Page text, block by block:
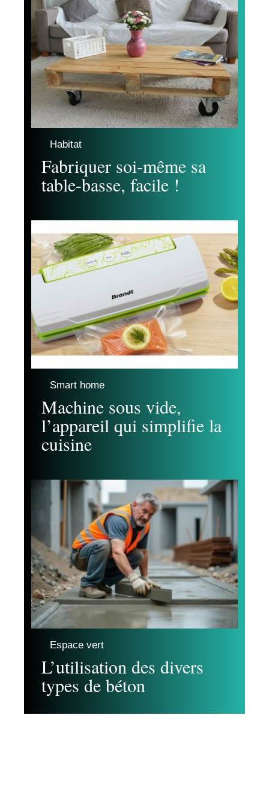
Habitat
Fabriquer soi-même sa
table-basse, facile !
Smart home
Machine sous vide,
l’appareil qui simplifie la
cuisine
Espace vert
L’utilisation des divers
types de béton